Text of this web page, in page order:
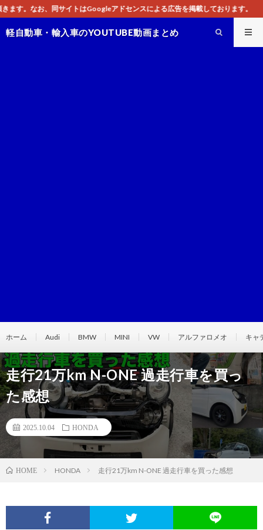
はGoogleアドセンスによる広告を掲載しております。
軽自動車・輸入車のYOUTUBE動画まとめ
ホーム Audi BMW MINI VW アルファロメオ キャ
走行21万km N-ONE 過走行車を買っ
た感想
2025.10.04 HONDA
HOME HONDA 走行21万km N-ONE 過走行車を買った感想